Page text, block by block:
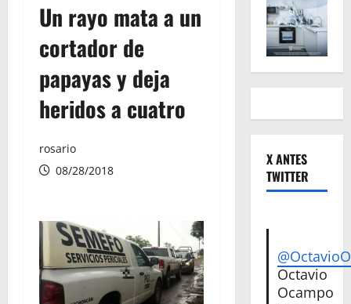
Un rayo mata a un
cortador de
papayas y deja
heridos a cuatro
rosario
08/28/2018
X ANTES
TWITTER
Octavio
Ocampo